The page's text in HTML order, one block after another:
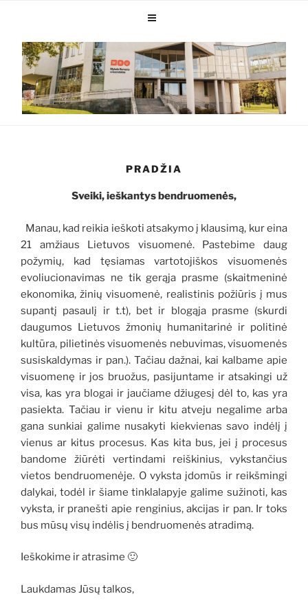
PRADŽIA
Sveiki, ieškantys bendruomenės,
Manau, kad reikia ieškoti atsakymo į klausimą, kur eina
21 amžiaus Lietuvos visuomenė. Pastebime daug
požymių, kad tęsiamas vartotojiškos visuomenės
evoliucionavimas ne tik gerąja prasme (skaitmeninė
ekonomika, žinių visuomenė, realistinis požiūris į mus
supantį pasaulį ir t.t), bet ir blogąja prasme (skurdi
daugumos Lietuvos žmonių humanitarinė ir politinė
kultūra, pilietinės visuomenės nebuvimas, visuomenės
susiskaldymas ir pan.). Tačiau dažnai, kai kalbame apie
visuomenę ir jos bruožus, pasijuntame ir atsakingi už
visa, kas yra blogai ir jaučiame džiugesį dėl to, kas yra
pasiekta. Tačiau ir vienu ir kitu atveju negalime arba
gana sunkiai galime nusakyti kiekvienas savo indėlį į
vienus ar kitus procesus. Kas kita bus, jei į procesus
bandome žiūrėti vertindami reiškinius, vykstančius
vietos bendruomenėje. O vyksta įdomūs ir reikšmingi
dalykai, todėl ir šiame tinklalapyje galime sužinoti, kas
vyksta, ir pranešti apie renginius, akcijas ir pan. Ir toks
bus mūsų visų indėlis į bendruomenės atradimą.
Ieškokime ir atrasime 🙂
Laukdamas Jūsų talkos,